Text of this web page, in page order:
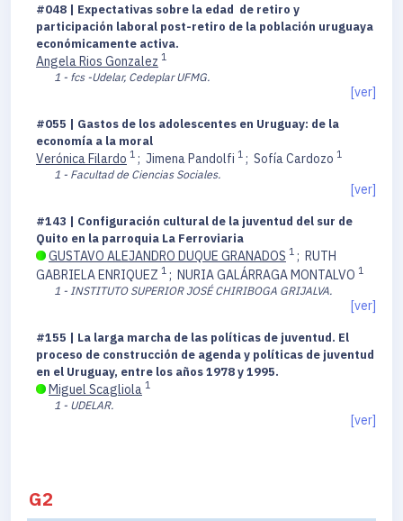
#048 | Expectativas sobre la edad de retiro y
participación laboral post-retiro de la población uruguaya
económicamente activa.
Angela Rios Gonzalez 1
1 - fcs -Udelar, Cedeplar UFMG.
[ver]
#055 | Gastos de los adolescentes en Uruguay: de la
economía a la moral
Verónica Filardo 1 ; Jimena Pandolfi 1 ; Sofía Cardozo 1
1 - Facultad de Ciencias Sociales.
[ver]
#143 | Configuración cultural de la juventud del sur de
Quito en la parroquia La Ferroviaria
GUSTAVO ALEJANDRO DUQUE GRANADOS 1 ; RUTH
GABRIELA ENRIQUEZ 1 ; NURIA GALÁRRAGA MONTALVO 1
1 - INSTITUTO SUPERIOR JOSÉ CHIRIBOGA GRIJALVA.
[ver]
#155 | La larga marcha de las políticas de juventud. El
proceso de construcción de agenda y políticas de juventud
en el Uruguay, entre los años 1978 y 1995.
Miguel Scagliola 1
1 - UDELAR.
[ver]
G2